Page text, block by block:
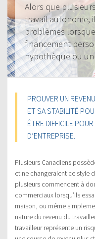
Alors que
travail autonome,
problèmes
financement
hypothèque ou
PROUVER UN
ET SA STABILITÉ
ÊTRE DIFFICILE
D’ENTREPRISE.
Plusieurs Canadiens
et ne changeraient ce style
plusieurs commencent à
commerciaux lorsqu’ils
maison, ou même
nature du revenu du
travailleur représente un